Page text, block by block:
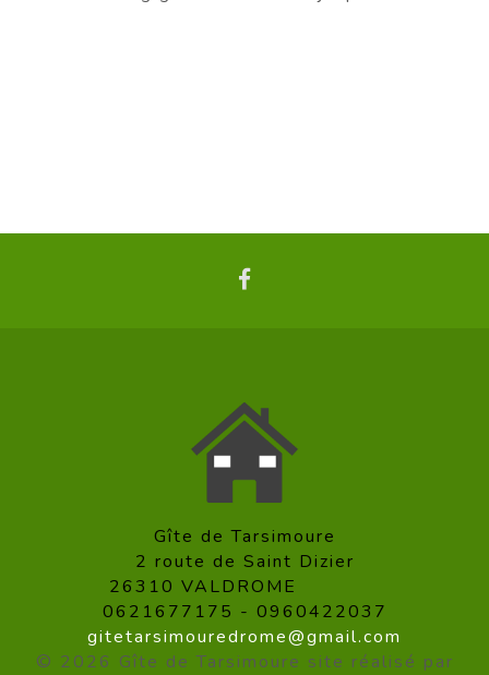
Gîte de Tarsimoure
2 route de Saint Dizier
26310 VALDROME
0621677175 - 0960422037
gitetarsimouredrome@gmail.com
© 2026 Gîte de Tarsimoure site réalisé par